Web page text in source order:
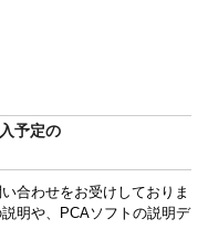
予定の
合わせをお受けしておりま
明や、PCAソフトの説明デ